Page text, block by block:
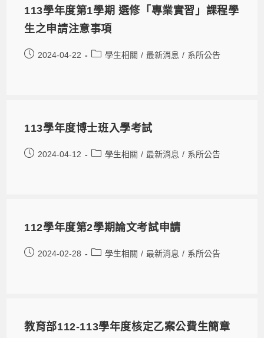
113學年度第1學期 選修「專業實習」課程學
生之申請注意事項
2024-04-22 學生相關 / 最新消息 / 系所公告
113學年度博士班入學考試
2024-04-12 學生相關 / 最新消息 / 系所公告
112學年度第2學期論文考試申請
2024-02-28 學生相關 / 最新消息 / 系所公告
教育部112-113學年度核定乙案公費生簡章